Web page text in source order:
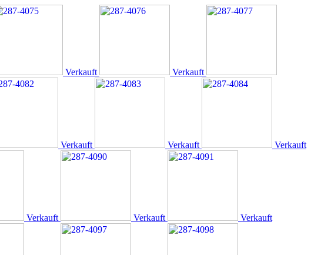
Verkauft Verkauft
Verkauft Verkauft Verkauft
Verkauft Verkauft Verkauft